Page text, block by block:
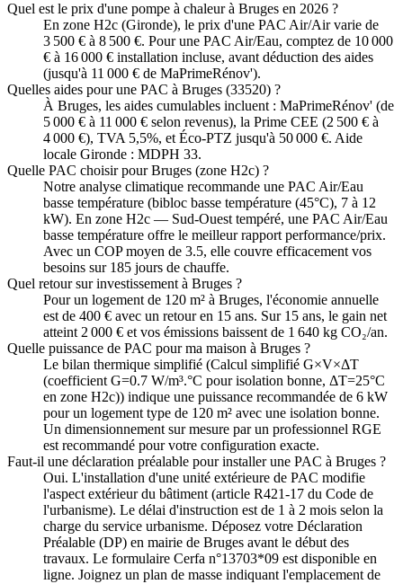
Quel est le prix d'une pompe à chaleur à Bruges en 2026 ?
En zone H2c (Gironde), le prix d'une PAC Air/Air varie de
3 500 € à 8 500 €. Pour une PAC Air/Eau, comptez de 10 000
€ à 16 000 € installation incluse, avant déduction des aides
(jusqu'à 11 000 € de MaPrimeRénov').
Quelles aides pour une PAC à Bruges (33520) ?
À Bruges, les aides cumulables incluent : MaPrimeRénov' (de
5 000 € à 11 000 € selon revenus), la Prime CEE (2 500 € à
4 000 €), TVA 5,5%, et Éco-PTZ jusqu'à 50 000 €. Aide
locale Gironde : MDPH 33.
Quelle PAC choisir pour Bruges (zone H2c) ?
Notre analyse climatique recommande une PAC Air/Eau
basse température (bibloc basse température (45°C), 7 à 12
kW). En zone H2c — Sud-Ouest tempéré, une PAC Air/Eau
basse température offre le meilleur rapport performance/prix.
Avec un COP moyen de 3.5, elle couvre efficacement vos
besoins sur 185 jours de chauffe.
Quel retour sur investissement à Bruges ?
Pour un logement de 120 m² à Bruges, l'économie annuelle
est de 400 € avec un retour en 15 ans. Sur 15 ans, le gain net
atteint 2 000 € et vos émissions baissent de 1 640 kg CO₂/an.
Quelle puissance de PAC pour ma maison à Bruges ?
Le bilan thermique simplifié (Calcul simplifié G×V×ΔT
(coefficient G=0.7 W/m³.°C pour isolation bonne, ΔT=25°C
en zone H2c)) indique une puissance recommandée de 6 kW
pour un logement type de 120 m² avec une isolation bonne.
Un dimensionnement sur mesure par un professionnel RGE
est recommandé pour votre configuration exacte.
Faut-il une déclaration préalable pour installer une PAC à Bruges ?
Oui. L'installation d'une unité extérieure de PAC modifie
l'aspect extérieur du bâtiment (article R421-17 du Code de
l'urbanisme). Le délai d'instruction est de 1 à 2 mois selon la
charge du service urbanisme. Déposez votre Déclaration
Préalable (DP) en mairie de Bruges avant le début des
travaux. Le formulaire Cerfa n°13703*09 est disponible en
ligne. Joignez un plan de masse indiquant l'emplacement de